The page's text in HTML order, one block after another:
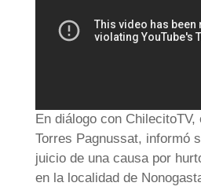
En diálogo con
Torres Pagnussat, informó
juicio de una causa por
en la localidad de